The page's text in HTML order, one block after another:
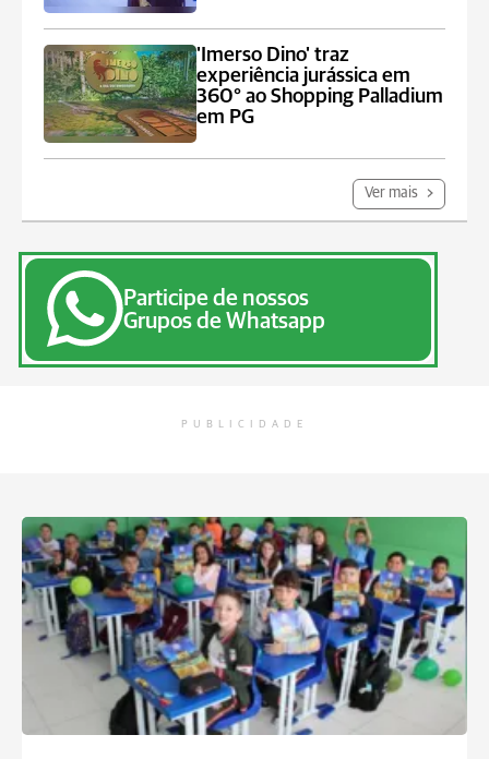
'Imerso Dino' traz
experiência jurássica em
360° ao Shopping Palladium
em PG
Ver mais
Participe de nossos
Grupos de Whatsapp
PUBLICIDADE